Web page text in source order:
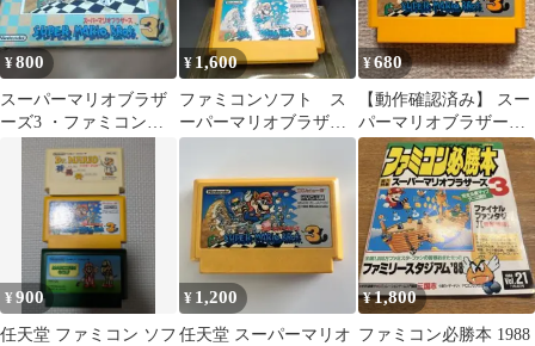
¥800
スーパーマリオブラザ
ーズ3 ・ファミコンソ
フト・説明書付き
¥ 1,600
ファミコンソフト ス
ーパーマリオブラザー
ズ3
¥680
【動作確認済み】 スー
パーマリオブラザーズ
3 スーマリ3 （ファ
ミコン）
¥900
任天堂 ファミコン ソフ
¥ 1,200
任天堂 スーパーマリオ
¥1,800
ファミコン必勝本 1988